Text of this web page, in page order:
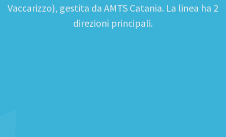
Vaccarizzo), gestita da AMTS Catania. La linea ha 2
direzioni principali.